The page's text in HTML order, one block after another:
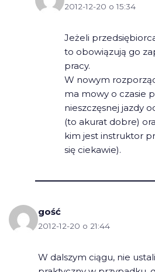
2012-12-20 o 15:34
Jeżeli
to obowiązują go
pracy.
W nowym
ma mowy o czasie
nieszczęsnej jazdy
(to akurat dobre)
kim jest instruktor
się ciekawie).
gość
2012-12-20 o 21:44
W dalszym ciągu, nie